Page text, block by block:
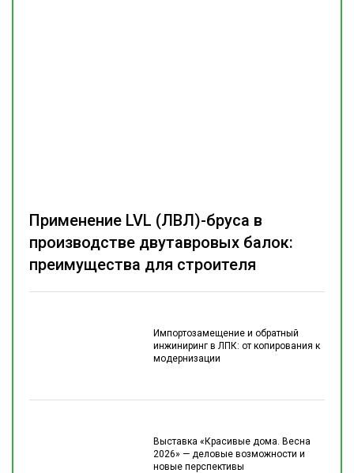
Импортозамещение и обратный
инжиниринг в ЛПК: от копирования к
модернизации
Выставка «Красивые дома. Весна
2026» — деловые возможности и
новые перспективы
Применение LVL (ЛВЛ)-бруса в
производстве двутавровых балок:
преимущества для строителя